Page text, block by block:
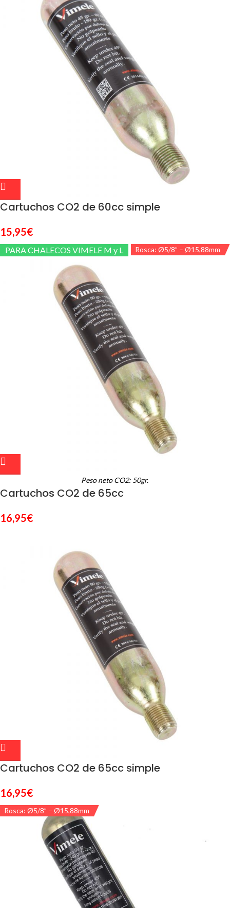
Cartuchos CO2 de 60cc simple
15,95€
PARA CHALECOS VIMELE M y L Rosca: Ø5/8” – Ø15,88mm
Peso neto CO2: 50gr.
Cartuchos CO2 de 65cc
16,95€
Cartuchos CO2 de 65cc simple
16,95€
Rosca: Ø5/8” – Ø15,88mm